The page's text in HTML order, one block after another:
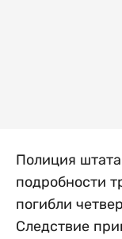
Полиция
подробности
погибли
Следствие